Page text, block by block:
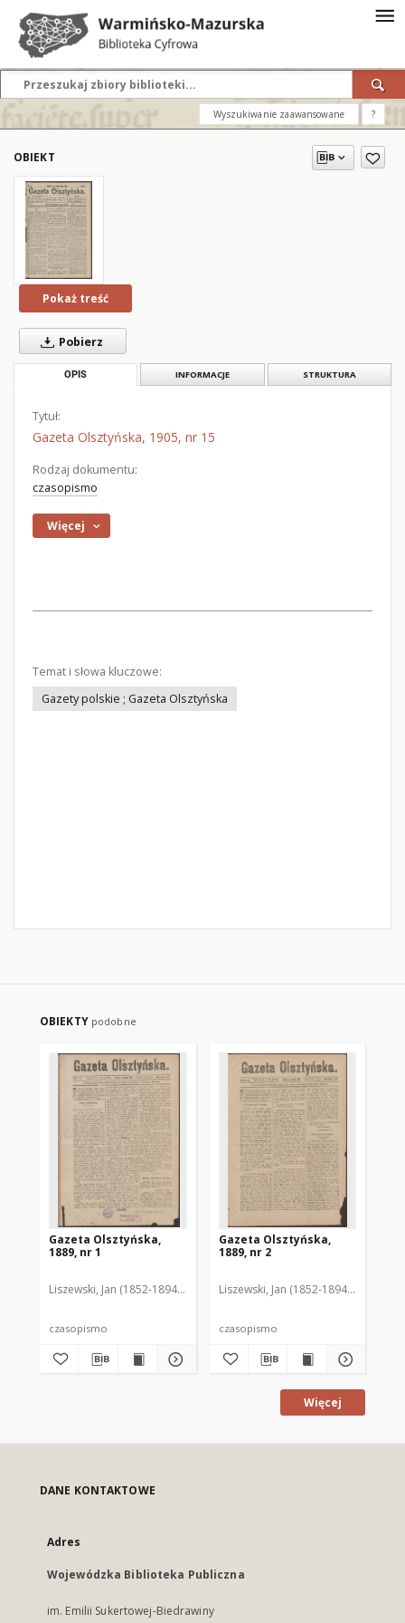
Wyszukiwanie zaawansowane ?
OBIEKT
Pokaż treść
Pobierz
OPIS INFORMACJE STRUKTURA
Tytuł:
Gazeta Olsztyńska, 1905, nr 15
Rodzaj dokumentu:
czasopismo
Więcej
Temat i słowa kluczowe:
Gazety polskie ; Gazeta Olsztyńska
OBIEKTY podobne
Gazeta Olsztyńska,
1889, nr 1
Liszewski, Jan (1852-1894). Red.
czasopismo
Gazeta Olsztyńska,
1889, nr 2
Liszewski, Jan (1852-1894). Red.
czasopismo
Więcej
DANE KONTAKTOWE
Adres
Wojewódzka Biblioteka Publiczna
im. Emilii Sukertowej-Biedrawiny